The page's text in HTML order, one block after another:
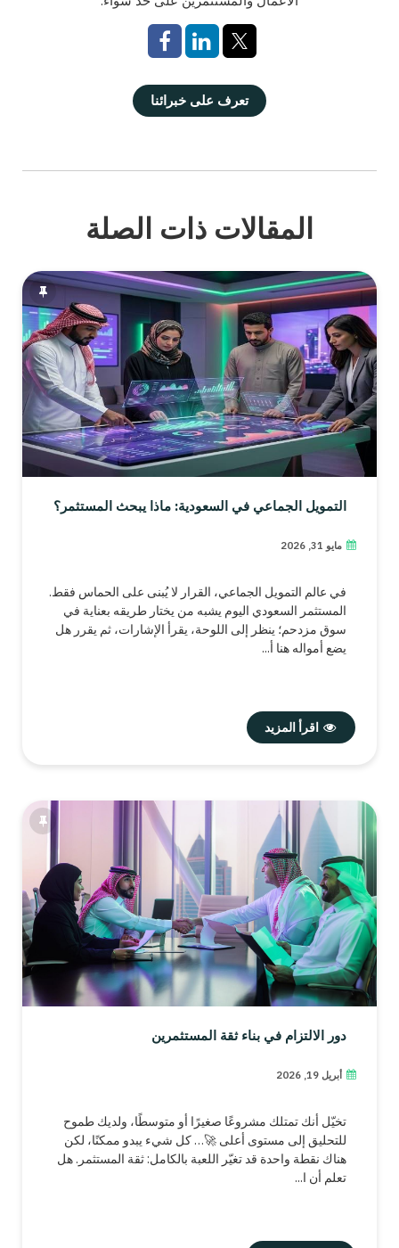
تعرف على خبرائنا
المقالات ذات الصلة
التمويل الجماعي في السعودية: ماذا يبحث المستثمر؟
مايو 31, 2026
في عالم التمويل الجماعي، القرار لا يُبنى على الحماس فقط.
المستثمر السعودي اليوم يشبه من يختار طريقه بعناية في
سوق مزدحم؛ ينظر إلى اللوحة، يقرأ الإشارات، ثم يقرر هل
يضع أمواله هنا أ...
اقرأ المزيد
دور الالتزام في بناء ثقة المستثمرين
أبريل 19, 2026
تخيّل أنك تمتلك مشروعًا صغيرًا أو متوسطًا، ولديك طموح
للتحليق إلى مستوى أعلى 🚀… كل شيء يبدو ممكنًا، لكن
هناك نقطة واحدة قد تغيّر اللعبة بالكامل: ثقة المستثمر. هل
تعلم أن ا...